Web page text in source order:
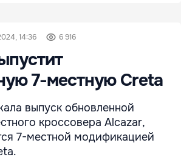
14:36 6 916
7-местную Creta
выпуск обновленной
кроссовера Alcazar,
7-местной модификацией